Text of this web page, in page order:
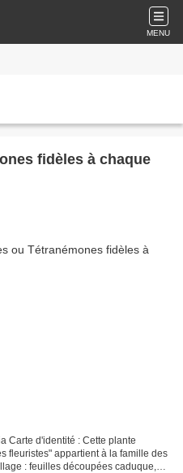
MENU
fidèles à chaque
Carte d'identité : Cette plante
fleuristes" appartient à la famille des
: feuilles découpées caduque,